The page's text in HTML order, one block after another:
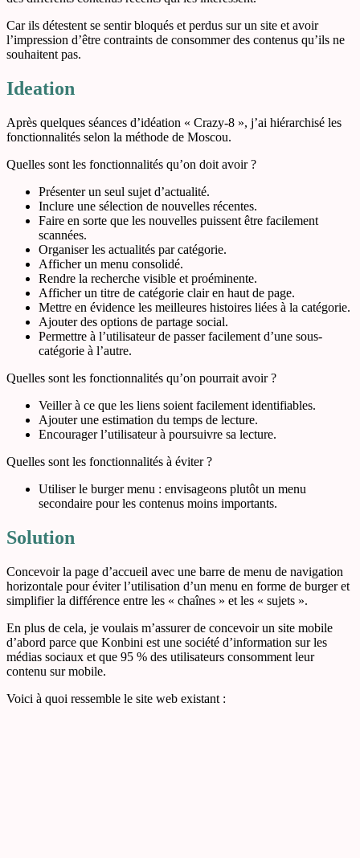
Car ils détestent se sentir bloqués et perdus sur un site et avoir
l’impression d’être contraints de consommer des contenus qu’ils ne
souhaitent pas.
Ideation
Après quelques séances d’idéation « Crazy-8 », j’ai hiérarchisé les
fonctionnalités selon la méthode de Moscou.
Quelles sont les fonctionnalités qu’on doit avoir ?
Présenter un seul sujet d’actualité.
Inclure une sélection de nouvelles récentes.
Faire en sorte que les nouvelles puissent être facilement
scannées.
Organiser les actualités par catégorie.
Afficher un menu consolidé.
Rendre la recherche visible et proéminente.
Afficher un titre de catégorie clair en haut de page.
Mettre en évidence les meilleures histoires liées à la catégorie.
Ajouter des options de partage social.
Permettre à l’utilisateur de passer facilement d’une sous-
catégorie à l’autre.
Quelles sont les fonctionnalités qu’on pourrait avoir ?
Veiller à ce que les liens soient facilement identifiables.
Ajouter une estimation du temps de lecture.
Encourager l’utilisateur à poursuivre sa lecture.
Quelles sont les fonctionnalités à éviter ?
Utiliser le burger menu : envisageons plutôt un menu
secondaire pour les contenus moins importants.
Solution
Concevoir la page d’accueil avec une barre de menu de navigation
horizontale pour éviter l’utilisation d’un menu en forme de burger et
simplifier la différence entre les « chaînes » et les « sujets ».
En plus de cela, je voulais m’assurer de concevoir un site mobile
d’abord parce que Konbini est une société d’information sur les
médias sociaux et que 95 % des utilisateurs consomment leur
contenu sur mobile.
Voici à quoi ressemble le site web existant :